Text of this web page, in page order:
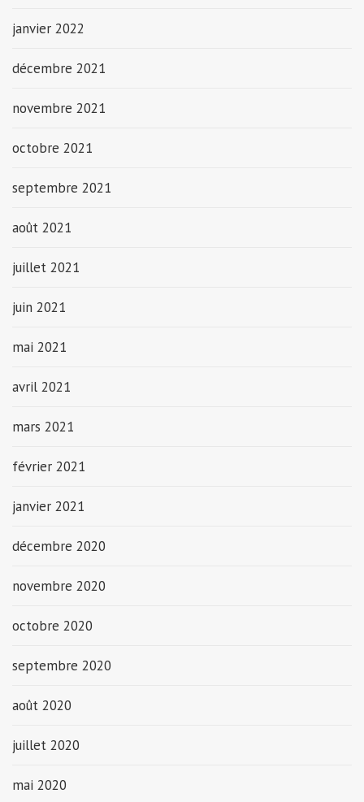
janvier 2022
décembre 2021
novembre 2021
octobre 2021
septembre 2021
août 2021
juillet 2021
juin 2021
mai 2021
avril 2021
mars 2021
février 2021
janvier 2021
décembre 2020
novembre 2020
octobre 2020
septembre 2020
août 2020
juillet 2020
mai 2020